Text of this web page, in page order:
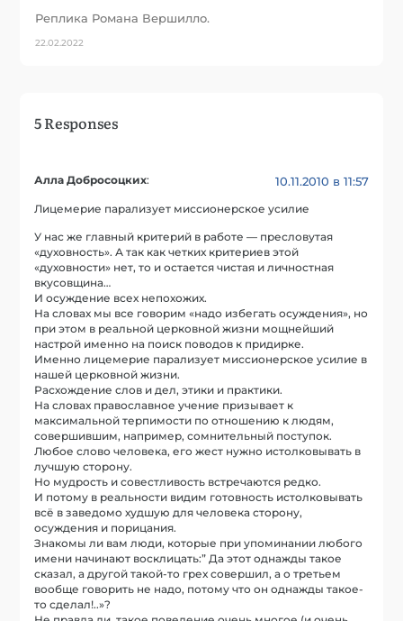
Реплика Романа Вершилло.
22.02.2022
5 Responses
Алла Добросоцких: 10.11.2010 в 11:57
Лицемерие парализует миссионерское усилие
У нас же главный критерий в работе — пресловутая
«духовность». А так как четких критериев этой
«духовности» нет, то и остается чистая и личностная
вкусовщина…
И осуждение всех непохожих.
На словах мы все говорим «надо избегать осуждения», но
при этом в реальной церковной жизни мощнейший
настрой именно на поиск поводов к придирке.
Именно лицемерие парализует миссионерское усилие в
нашей церковной жизни.
Расхождение слов и дел, этики и практики.
На словах православное учение призывает к
максимальной терпимости по отношению к людям,
совершившим, например, сомнительный поступок.
Любое слово человека, его жест нужно истолковывать в
лучшую сторону.
Но мудрость и совестливость встречаются редко.
И потому в реальности видим готовность истолковывать
всё в заведомо худшую для человека сторону,
осуждения и порицания.
Знакомы ли вам люди, которые при упоминании любого
имени начинают восклицать:” Да этот однажды такое
сказал, а другой такой-то грех совершил, а о третьем
вообще говорить не надо, потому что он однажды такое-
то сделал!..»?